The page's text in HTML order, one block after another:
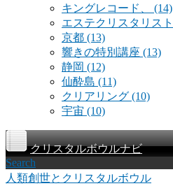
キングレコード、 (14)
エステクリスタリスト
京都 (13)
響きの特別講座 (13)
静岡 (12)
仙酔島 (11)
クリアリング (10)
宇宙 (10)
クリスタルボウルナビ
Search
人類創世とクリスタルボウル